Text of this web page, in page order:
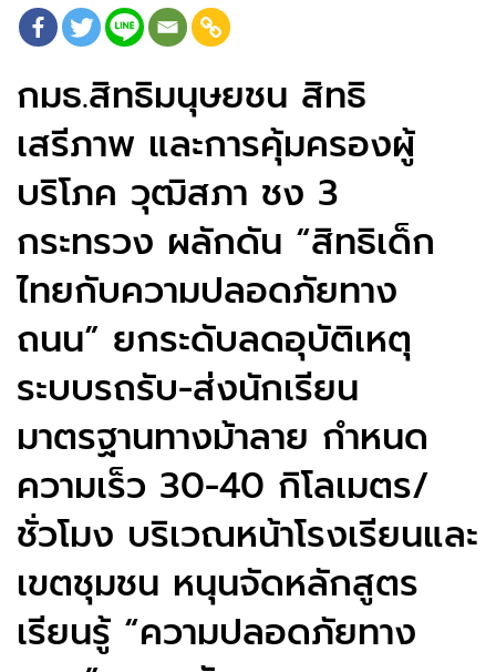
กมธ.สิทธิมนุษยชน สิทธิ
เสรีภาพ และการคุ้มครองผู้
บริโภค วุฒิสภา ชง 3
กระทรวง ผลักดัน “สิทธิเด็ก
ไทยกับความปลอดภัยทาง
ถนน” ยกระดับลดอุบัติเหตุ
ระบบรถรับ-ส่งนักเรียน
มาตรฐานทางม้าลาย กำหนด
ความเร็ว 30-40 กิโลเมตร/
ชั่วโมง บริเวณหน้าโรงเรียนและ
เขตชุมชน หนุนจัดหลักสูตร
เรียนรู้ “ความปลอดภัยทาง